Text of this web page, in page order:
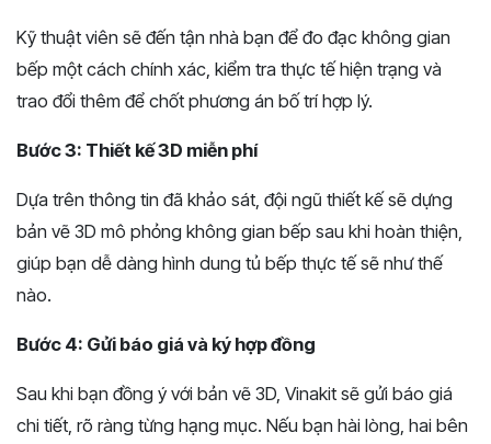
Kỹ thuật viên sẽ đến tận nhà bạn để đo đạc không gian
bếp một cách chính xác, kiểm tra thực tế hiện trạng và
trao đổi thêm để chốt phương án bố trí hợp lý.
Bước 3: Thiết kế 3D miễn phí
Dựa trên thông tin đã khảo sát, đội ngũ thiết kế sẽ dựng
bản vẽ 3D mô phỏng không gian bếp sau khi hoàn thiện,
giúp bạn dễ dàng hình dung tủ bếp thực tế sẽ như thế
nào.
Bước 4: Gửi báo giá và ký hợp đồng
Sau khi bạn đồng ý với bản vẽ 3D, Vinakit sẽ gửi báo giá
chi tiết, rõ ràng từng hạng mục. Nếu bạn hài lòng, hai bên